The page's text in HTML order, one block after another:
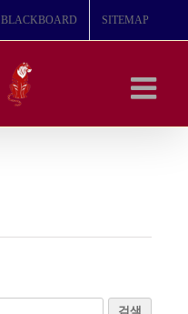
BLACKBOARD SITEMAP
검색